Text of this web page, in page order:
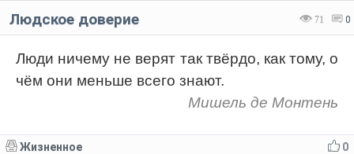
71 0
Людское доверие
Люди ничему не верят так твёрдо, как тому, о
чём они меньше всего знают.
Мишель де Монтень
0
Жизненное